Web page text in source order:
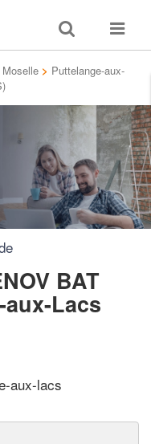
Toggle
search
Toggle
Moselle > Puttelange-aux-
BAT
Lacs
aux-lacs